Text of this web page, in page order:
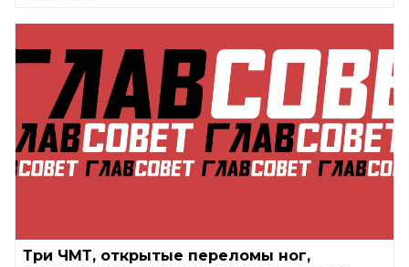
Три ЧМТ, открытые переломы ног,